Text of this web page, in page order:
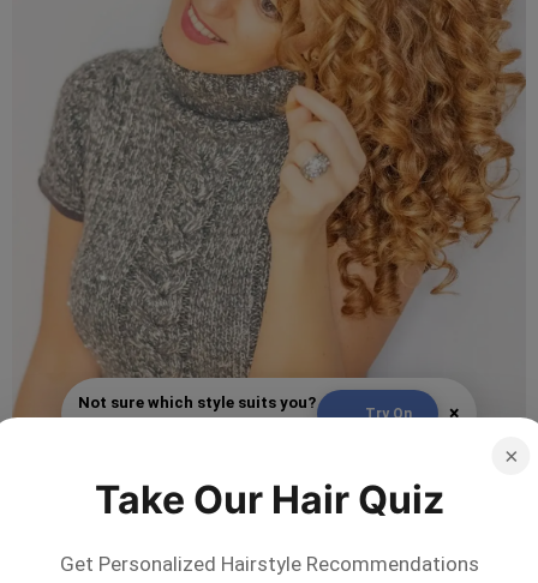
Not sure which style suits you?
Try On ×
×
Take Our Hair Quiz
Get Personalized Hairstyle Recommendations